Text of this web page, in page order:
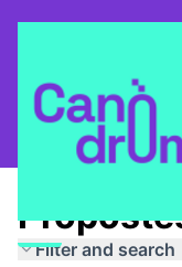
Pla Estratègic
Filter and search